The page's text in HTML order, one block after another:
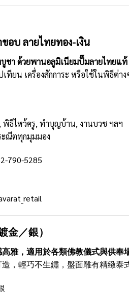
อบ ลายไทยทอง-เงิน
บูชา ด้วยพานอลูมิเนียมปั๊มลายไทยแ
เทียน เครื่องสักการะ หรือใช้ในพิธี
พิธีไหว้ครู, ทำบุญบ้าน, งานบวช ฯลฯ
ะณีตทุกมุมมอง
790-5285
金／銀）
雅，適用於各類佛教儀式與供奉
，輕巧不生鏽，盤面雕有精緻泰